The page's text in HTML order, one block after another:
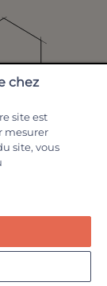
de
bain
chez
site est
mesurer
site, vous